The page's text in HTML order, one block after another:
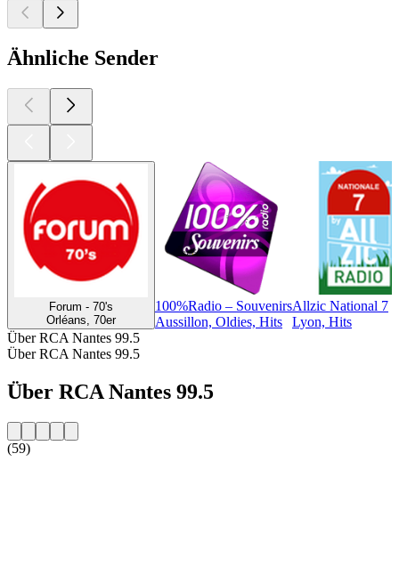
Ähnliche Sender
Forum - 70's
Orléans, 70er
100%Radio – Souvenirs
Aussillon, Oldies, Hits
Allzic National 7
Lyon, Hits
Über RCA Nantes 99.5
Über RCA Nantes 99.5
Über RCA Nantes 99.5
(59)